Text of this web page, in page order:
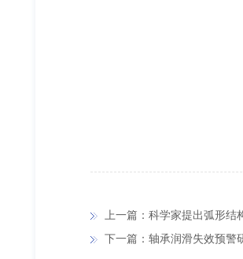
上一篇：科学家提出弧形结
下一篇：轴承润滑失效预警